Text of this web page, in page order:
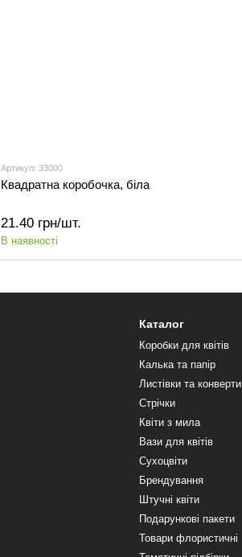
Артикул: 33000
Квадратна коробочка, біла
21.40 грн/шт.
В наявності
Каталог
Коробки для квітів
Калька та папір
Листівки та конверти
Стрічки
Квіти з мила
Вази для квітів
Сухоцвіти
Брендування
Штучні квіти
Подарункові пакети
Товари флористичні